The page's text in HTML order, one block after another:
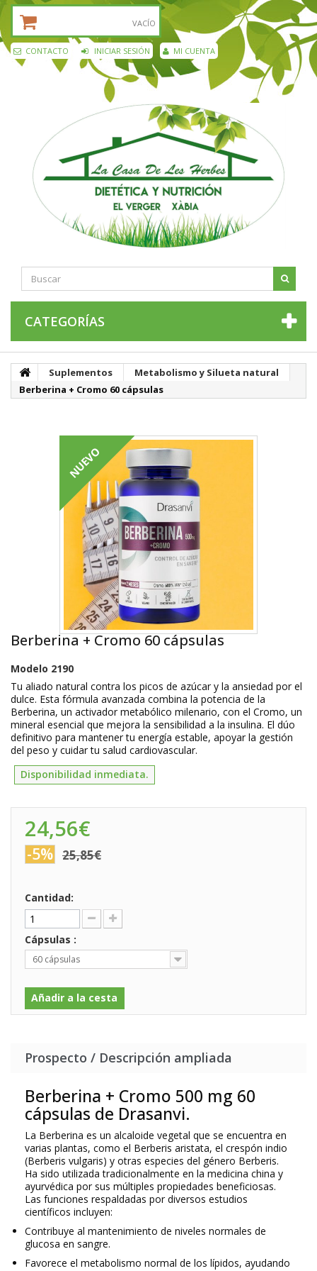
VACÍO
CONTACTO INICIAR SESIÓN MI CUENTA
CATEGORÍAS
Suplementos
Metabolismo y Silueta natural
Berberina + Cromo 60 cápsulas
NUEVO
Berberina + Cromo 60 cápsulas
Modelo 2190
Tu aliado natural contra los picos de azúcar y la ansiedad por el
dulce. Esta fórmula avanzada combina la potencia de la
Berberina, un activador metabólico milenario, con el Cromo, un
mineral esencial que mejora la sensibilidad a la insulina. El dúo
definitivo para mantener tu energía estable, apoyar la gestión
del peso y cuidar tu salud cardiovascular.
Disponibilidad inmediata.
24,56€
-5% 25,85€
Cantidad:
Cápsulas :
60 cápsulas
Añadir a la cesta
Prospecto / Descripción ampliada
Berberina + Cromo 500 mg 60
cápsulas de Drasanvi.
La Berberina es un alcaloide vegetal que se encuentra en
varias plantas, como el Berberis aristata, el crespón indio
(Berberis vulgaris) y otras especies del género Berberis.
Ha sido utilizada tradicionalmente en la medicina china y
ayurvédica por sus múltiples propiedades beneficiosas.
Las funciones respaldadas por diversos estudios
científicos incluyen:
Contribuye al mantenimiento de niveles normales de
glucosa en sangre.
Favorece el metabolismo normal de los lípidos, ayudando